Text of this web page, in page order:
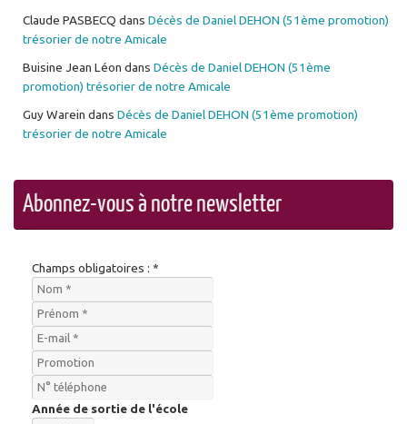
Claude PASBECQ dans Décès de Daniel DEHON (51ème promotion)
trésorier de notre Amicale
Buisine Jean Léon dans Décès de Daniel DEHON (51ème
promotion) trésorier de notre Amicale
Guy Warein dans Décès de Daniel DEHON (51ème promotion)
trésorier de notre Amicale
Abonnez-vous à notre newsletter
Champs obligatoires : *
Année de sortie de l'école